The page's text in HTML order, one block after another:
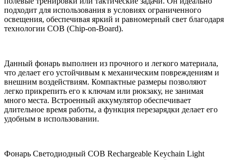
подходит для использования в условиях ограниченного
освещения, обеспечивая яркий и равномерный свет благодаря
технологии COB (Chip-on-Board).
Данный фонарь выполнен из прочного и легкого материала,
что делает его устойчивым к механическим повреждениям и
внешним воздействиям. Компактные размеры позволяют
легко прикрепить его к ключам или рюкзаку, не занимая
много места. Встроенный аккумулятор обеспечивает
длительное время работы, а функция перезарядки делает его
удобным в использовании.
Фонарь Светодиодный COB Rechargeable Keychain Light